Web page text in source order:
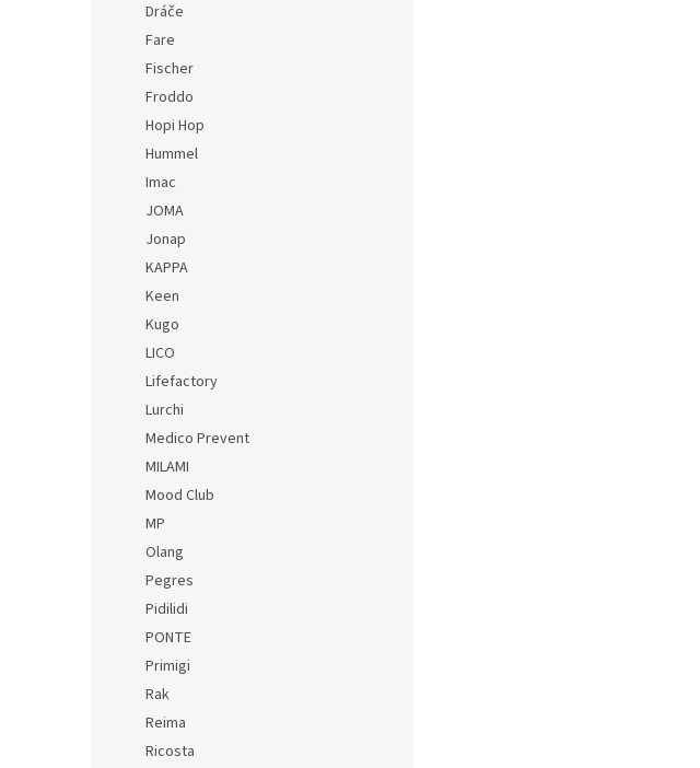
Dráče
Fare
Fischer
Froddo
Hopi Hop
Hummel
Imac
JOMA
Jonap
KAPPA
Keen
Kugo
LICO
Lifefactory
Lurchi
Medico Prevent
MILAMI
Mood Club
MP
Olang
Pegres
Pidilidi
PONTE
Primigi
Rak
Reima
Ricosta